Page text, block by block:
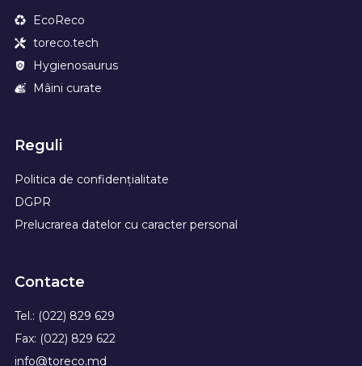
EcoReco
toreco.tech
Hygienosaurus
Mâini curate
Reguli
Politica de confidențialitate
DGPR
Prelucrarea datelor cu caracter personal
Contacte
Tel.: (022) 829 629
Fax: (022) 829 622
info@toreco.md